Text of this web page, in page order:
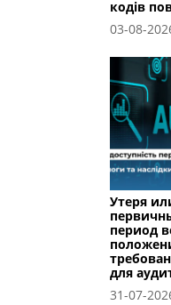
кодів
03-08-
Утеря
период
для
31-07-